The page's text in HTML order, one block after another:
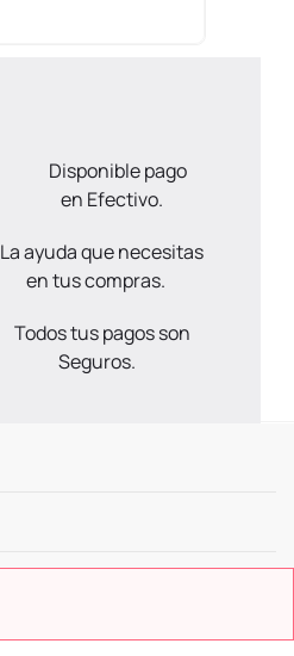
Disponible pago
en Efectivo.
La ayuda que necesitas
en tus compras.
Todos tus pagos son
Seguros.